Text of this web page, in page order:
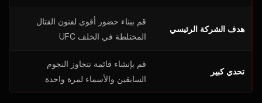
هدف الشركة الرئيسي
قم ببناء حضور أقوى لفنون القتال
المختلطة في الخلف UFC
تحدي كبير
قم بإنشاء قائمة تتجاوز النجوم
السابقين والأسماء لمرة واحدة